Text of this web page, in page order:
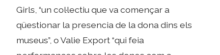
Girls, “un col·lectiu que va començar a
qüestionar la presencia de la dona dins els
museus”, o Valie Export “qui feia